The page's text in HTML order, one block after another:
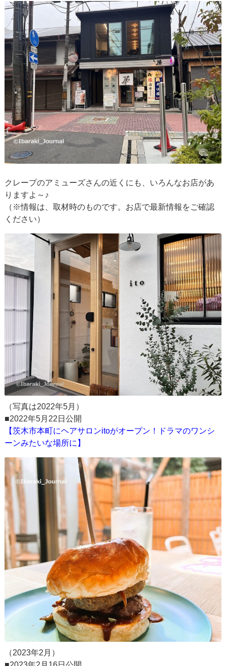
クレープのアミューズさんの近くにも、いろんなお店があ
りますよ～♪
（※情報は、取材時のものです。お店で最新情報をご確認
ください）
（写真は2022年5月）
■2022年5月22日公開
【茨木市本町にヘアサロンitoがオープン！ドラマのワンシ
ーンみたいな場所に】
（2023年2月）